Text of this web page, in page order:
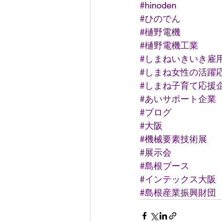
#hinoden
#ひのでん
#樋野電機
#樋野電機工業
#しまねいきいき雇
#しまね女性の活躍
#しまね子育て応援
#あいサポート企業
#ブログ
#大阪
#機械要素技術展
#展示会
#島根ブース
#インテックス大阪
#島根産業振興財団